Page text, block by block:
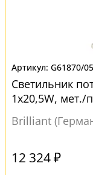
G61870/05
Светильник
1x20,5W, мет./
для натяжных
Brilliant
12 324 ₽